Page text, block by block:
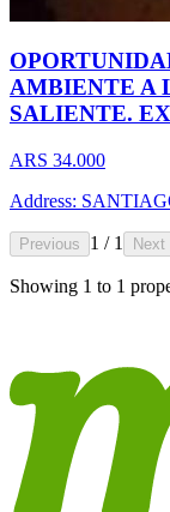
AMBIENTE A
SALIENTE.
ARS 34.000
Address:
Previous 1 / 1 Next
Showing 1 to 1